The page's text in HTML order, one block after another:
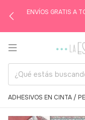
ENVÍOS GRATIS A
ADHESIVOS EN CINTA /